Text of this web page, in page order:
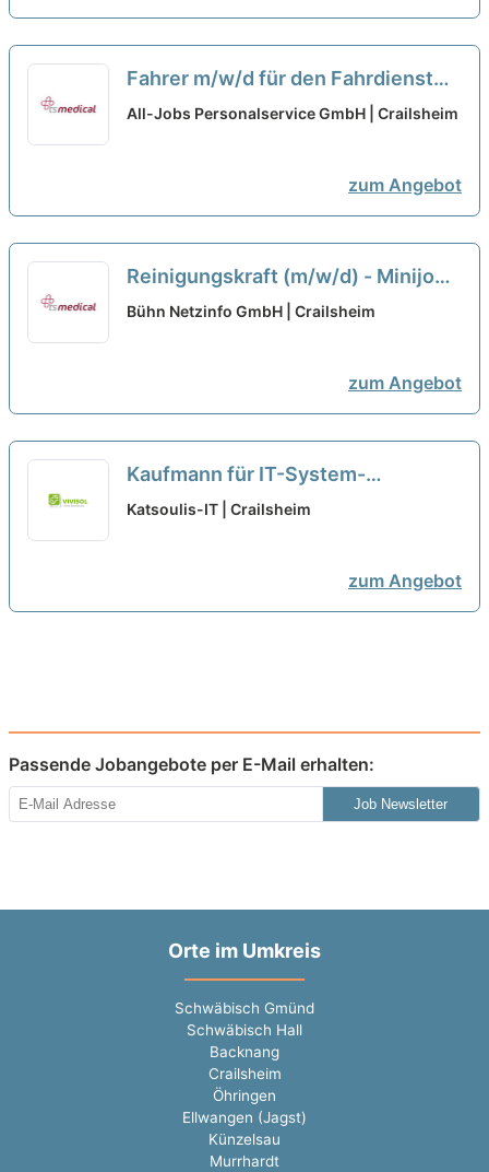
Fahrer m/w/d für den Fahrdienst
auf Minijob Basis neu
All-Jobs Personalservice GmbH | Crailsheim
zum Angebot
Reinigungskraft (m/w/d) - Minijob
neu
Bühn Netzinfo GmbH | Crailsheim
zum Angebot
Kaufmann für IT-System-
Management - Minijob (m/w/d)
Katsoulis-IT | Crailsheim
zum Angebot
Passende Jobangebote per E-Mail erhalten:
Job Newsletter
Orte im Umkreis
Schwäbisch Gmünd
Schwäbisch Hall
Backnang
Crailsheim
Öhringen
Ellwangen (Jagst)
Künzelsau
Murrhardt